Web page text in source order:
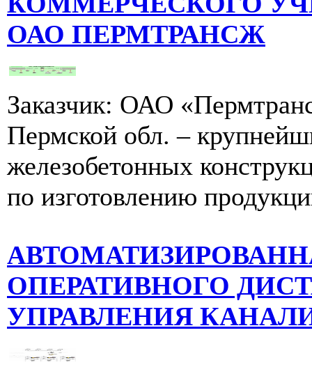
ОАО ПЕРМТРАНСЖ
Заказчик: ОАО
Пермской обл. –
железобетонных
по изготовлению
ОПЕРАТИВНОГО
УПРАВЛЕНИЯ